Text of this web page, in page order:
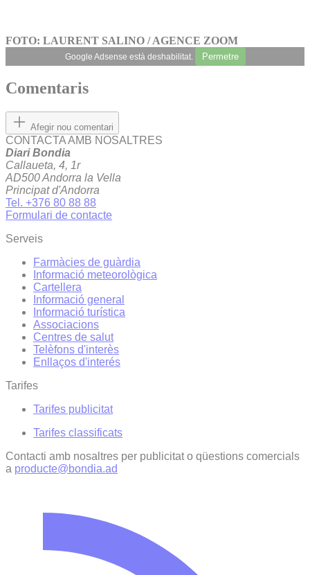
FOTO: LAURENT SALINO / AGENCE ZOOM
Google Adsense està deshabilitat. Permetre
Comentaris
Afegir nou comentari
CONTACTA AMB NOSALTRES
Diari Bondia
Callaueta, 4, 1r
AD500 Andorra la Vella
Principat d'Andorra
Tel. +376 80 88 88
Formulari de contacte
Serveis
Farmàcies de guàrdia
Informació meteorològica
Cartellera
Informació general
Informació turística
Associacions
Centres de salut
Telèfons d'interès
Enllaços d'interés
Tarifes
Tarifes publicitat
Tarifes classificats
Contacti amb nosaltres per publicitat o qüestions comercials
a producte@bondia.ad